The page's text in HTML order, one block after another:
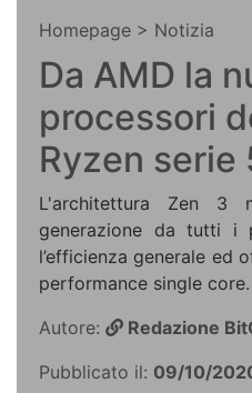
Homepage > Notizia
Da AMD la
processori
Ryzen serie
L'architettura Zen 3
generazione da tutti i
l’efficienza generale ed
performance single core.
Autore:
Redazione
Pubblicato il: 09/10/